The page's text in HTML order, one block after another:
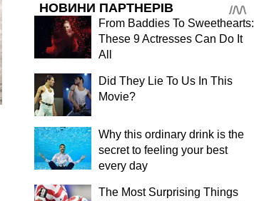
НОВИНИ ПАРТНЕРІВ
From Baddies To Sweethearts:
These 9 Actresses Can Do It
All
Did They Lie To Us In This
Movie?
Why this ordinary drink is the
secret to feeling your best
every day
The Most Surprising Things